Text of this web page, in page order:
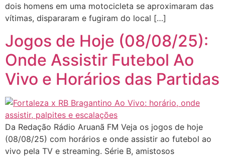
dois homens em uma motocicleta se aproximaram das
vítimas, dispararam e fugiram do local […]
Jogos de Hoje (08/08/25):
Onde Assistir Futebol Ao
Vivo e Horários das Partidas
Da Redação Rádio Aruanã FM Veja os jogos de hoje
(08/08/25) com horários e onde assistir ao futebol ao
vivo pela TV e streaming. Série B, amistosos